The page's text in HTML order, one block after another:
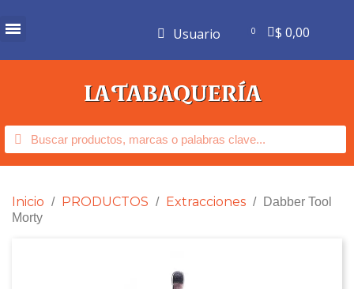
Usuario $ 0,00
Inicio PRODUCTOS Extracciones
Dabber Tool
Morty